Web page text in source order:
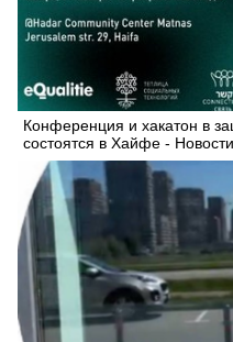
Конференция и хакатон в
состоятся в Хайфе -